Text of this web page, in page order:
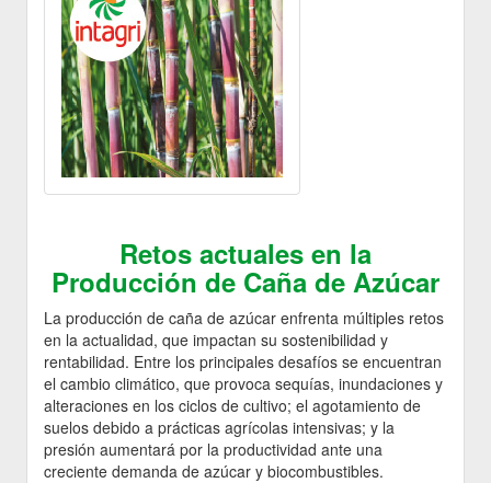
Retos actuales en la
Producción de Caña de Azúcar
La producción de caña de azúcar enfrenta múltiples retos
en la actualidad, que impactan su sostenibilidad y
rentabilidad. Entre los principales desafíos se encuentran
el cambio climático, que provoca sequías, inundaciones y
alteraciones en los ciclos de cultivo; el agotamiento de
suelos debido a prácticas agrícolas intensivas; y la
presión aumentará por la productividad ante una
creciente demanda de azúcar y biocombustibles.